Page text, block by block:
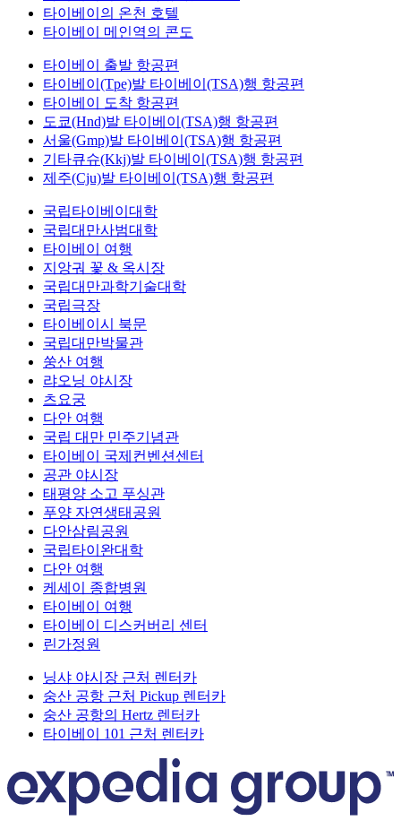
타이베이의 온천 호텔
타이베이 메인역의 콘도
타이베이 출발 항공편
타이베이(Tpe)발 타이베이(TSA)행 항공편
타이베이 도착 항공편
도쿄(Hnd)발 타이베이(TSA)행 항공편
서울(Gmp)발 타이베이(TSA)행 항공편
기타큐슈(Kkj)발 타이베이(TSA)행 항공편
제주(Cju)발 타이베이(TSA)행 항공편
국립타이베이대학
국립대만사범대학
타이베이 여행
지앙궈 꽃 & 옥시장
국립대만과학기술대학
국립극장
타이베이시 북문
국립대만박물관
쑹산 여행
랴오닝 야시장
츠요궁
다안 여행
국립 대만 민주기념관
타이베이 국제컨벤션센터
공관 야시장
태평양 소고 푸싱관
푸양 자연생태공원
다안삼림공원
국립타이완대학
다안 여행
케세이 종합병원
타이베이 여행
타이베이 디스커버리 센터
린가정원
닝샤 야시장 근처 렌터카
숭산 공항 근처 Pickup 렌터카
숭산 공항의 Hertz 렌터카
타이베이 101 근처 렌터카